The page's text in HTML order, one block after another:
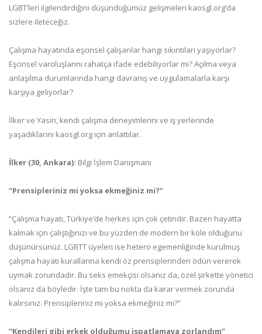
LGBT’leri ilgilendirdiğini düşündüğümüz gelişmeleri kaosgl.org’da
sizlere ileteceğiz.
Çalışma hayatında eşcinsel çalışanlar hangi sıkıntıları yaşıyorlar?
Eşcinsel varoluşlarını rahatça ifade edebiliyorlar mı? Açılma veya
anlaşılma durumlarında hangi davranış ve uygulamalarla karşı
karşıya geliyorlar?
İlker ve Yasin, kendi çalışma deneyimlerini ve iş yerlerinde
yaşadıklarını kaosgl.org için anlattılar.
İlker (30, Ankara): Bilgi İşlem Danışmanı
“Prensipleriniz mi yoksa ekmeğiniz mi?”
“Çalışma hayatı, Türkiye’de herkes için çok çetindir. Bazen hayatta
kalmak için çalıştığınızı ve bu yüzden de modern bir köle olduğunu
düşünürsünüz. LGBTT üyeleri ise hetero egemenliğinde kurulmuş
çalışma hayatı kurallarına kendi öz prensiplerinden ödün vererek
uymak zorundadır. Bu seks emekçisi olsanız da, özel şirkette yönetici
olsanız da böyledir. İşte tam bu nokta da karar vermek zorunda
kalırsınız. Prensipleriniz mi yoksa ekmeğiniz mi?”
“Kendileri gibi erkek olduğumu ispatlamaya zorlandım”